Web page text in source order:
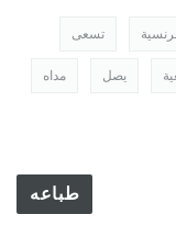
تسعى
يصل مداه
طباعه